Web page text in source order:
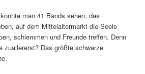
man 41 Bands sehen, das
auf dem Mittelaltermarkt die Seele
schlemmen und Freunde treffen. Denn
zuallererst? Das größte schwarze